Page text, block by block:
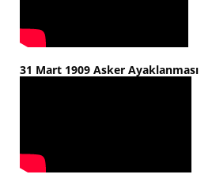
31 Mart 1909 Asker Ayaklanması